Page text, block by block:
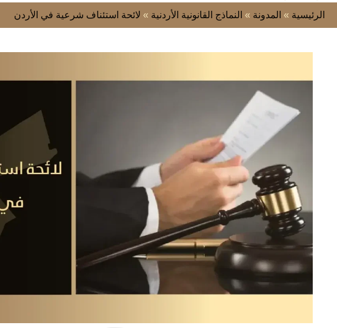
الرئيسية » المدونة » النماذج القانونية الأردنية » لائحة استئناف شرعية في الأردن